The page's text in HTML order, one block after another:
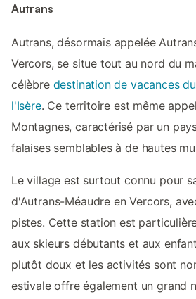
Autrans
Autrans, désormais appelée
Vercors, se situe tout au nord du
célèbre destination de vacances
l'Isère. Ce territoire est même
Montagnes, caractérisé par un
falaises semblables à de hautes
Le village est surtout connu pour
d'Autrans-Méaudre en Vercors,
pistes. Cette station est
aux skieurs débutants et aux
plutôt doux et les activités sont
estivale offre également un grand